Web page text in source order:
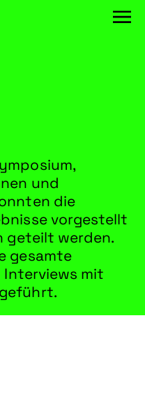
und
die
vorgestellt
geteilt werden.
gesamte
mit